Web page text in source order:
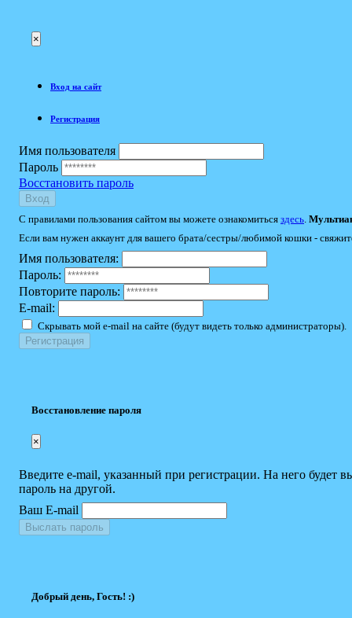
×
Вход на сайт
Регистрация
Имя пользователя
Пароль
Восстановить пароль
Вход
С правилами пользования сайтом вы можете ознакомиться здесь
Если вам нужен аккаунт для вашего брата/сестры/любимой кошки -
Имя пользователя:
Пароль:
Повторите пароль:
E-mail:
Скрывать мой e-mail на сайте (будут видеть только администраторы).
Восстановление пароля
×
Введите e-mail, указанный при регистрации. На него будет
пароль на другой.
Ваш E-mail
Выслать пароль
Добрый день, Гость! :)